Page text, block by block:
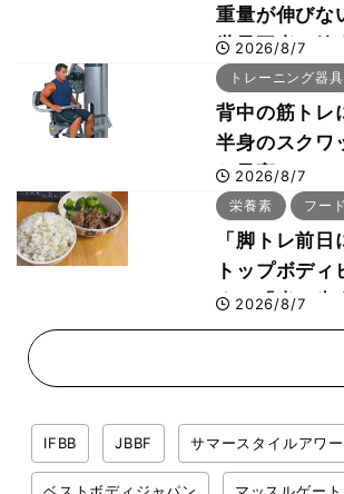
重量が伸び
世界王者・鈴
事・睡眠・呼
2026/8/7
トレーニング器具
背中の筋トレ
半身のスクワ
た最高マシン
プルオーバー
2026/8/7
栄養素 フー
「脚トレ前日
トップボディ
する「米＋牛
回復メシとは
2026/8/7
IFBB JBBF サマースタイルアワ